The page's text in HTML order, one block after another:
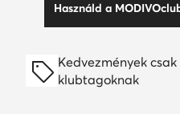
Használd a
Kedvezmények csak
klubtagoknak